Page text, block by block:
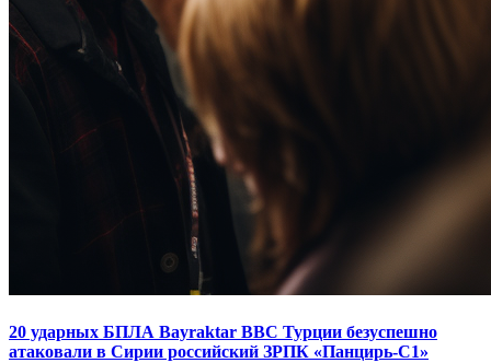
20 ударных БПЛА Bayraktar ВВС Турции безуспешно
атаковали в Сирии российский ЗРПК «Панцирь-С1»